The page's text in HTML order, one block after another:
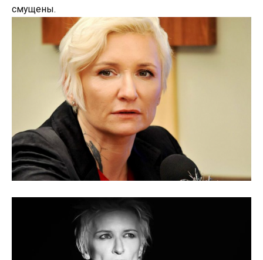
смущены.